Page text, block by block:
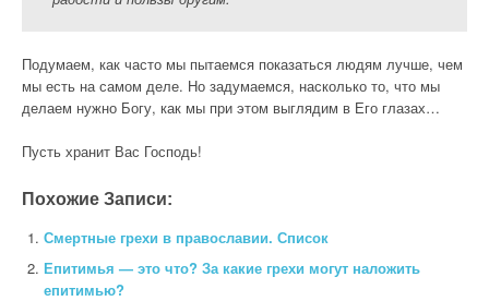
Подумаем, как часто мы пытаемся показаться людям лучше, чем
мы есть на самом деле. Но задумаемся, насколько то, что мы
делаем нужно Богу, как мы при этом выглядим в Его глазах…
Пусть хранит Вас Господь!
Похожие Записи:
Смертные грехи в православии. Список
Епитимья — это что? За какие грехи могут наложить
епитимью?